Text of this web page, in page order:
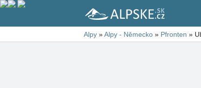
Alpy »Alpy - Německo » Pfronten »